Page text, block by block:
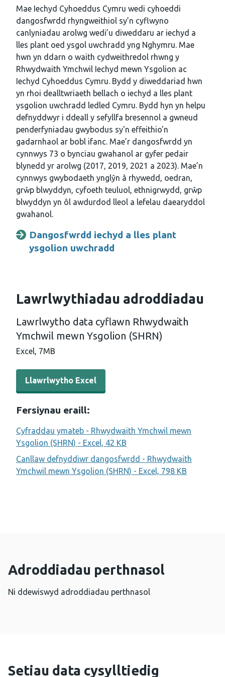
Mae Iechyd Cyhoeddus Cymru wedi cyhoeddi
dangosfwrdd rhyngweithiol sy’n cyflwyno
canlyniadau arolwg wedi’u diweddaru ar iechyd a
lles plant oed ysgol uwchradd yng Nghymru. Mae
hwn yn ddarn o waith cydweithredol rhwng y
Rhwydwaith Ymchwil Iechyd mewn Ysgolion ac
Iechyd Cyhoeddus Cymru. Bydd y diweddariad hwn
yn rhoi dealltwriaeth bellach o iechyd a lles plant
ysgolion uwchradd ledled Cymru. Bydd hyn yn helpu
defnyddwyr i ddeall y sefyllfa bresennol a gwneud
penderfyniadau gwybodus sy'n effeithio'n
gadarnhaol ar bobl ifanc. Mae’r dangosfwrdd yn
cynnwys 73 o bynciau gwahanol ar gyfer pedair
blynedd yr arolwg (2017, 2019, 2021 a 2023). Mae’n
cynnwys gwybodaeth ynglŷn â rhywedd, oedran,
grŵp blwyddyn, cyfoeth teuluol, ethnigrwydd, grŵp
blwyddyn yn ôl awdurdod lleol a lefelau daearyddol
gwahanol.
Opens a new window
Dangosfwrdd iechyd a lles plant
ysgolion uwchradd
Lawrlwythiadau adroddiadau
Lawrlwytho data cyflawn Rhwydwaith
Ymchwil mewn Ysgolion (SHRN)
Excel, 7MB
Llawrlwytho Excel - Lawrlwytho data cyflawn
Llawrlwytho Excel
Fersiynau eraill:
Cyfraddau ymateb - Rhwydwaith Ymchwil mewn
Ysgolion (SHRN) - Excel, 42 KB
Canllaw defnyddiwr dangosfwrdd - Rhwydwaith
Ymchwil mewn Ysgolion (SHRN) - Excel, 798 KB
Adroddiadau perthnasol
Ni ddewiswyd adroddiadau perthnasol
Setiau data cysylltiedig